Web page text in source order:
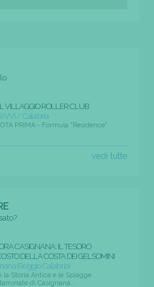
VILLAGGIO ROLLER CLUB
(VV) / Calabria
PRIMA - Formula "Residence"
vedi tutte
CASIGNANA: IL TESORO
DELLA COSTA DEI GELSOMINI
(Reggio Calabria)
la Storia Antica e le Spiagge
di Casignana...